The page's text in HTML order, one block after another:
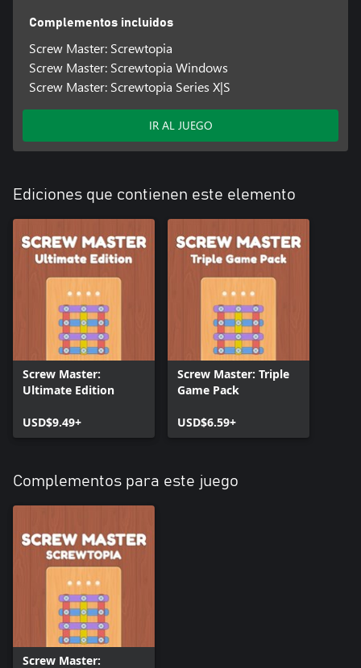
Complementos incluidos
Screw Master: Screwtopia
Screw Master: Screwtopia Windows
Screw Master: Screwtopia Series X|S
IR AL JUEGO
Ediciones que contienen este elemento
Screw Master:
Ultimate Edition
USD$9.49+
Screw Master: Triple
Game Pack
USD$6.59+
Complementos para este juego
Screw Master: